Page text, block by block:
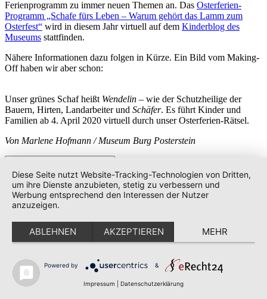
Ferienprogramm zu immer neuen Themen an. Das Osterferien-
Programm „Schafe fürs Leben – Warum gehört das Lamm zum
Osterfest“ wird in diesem Jahr virtuell auf dem Kinderblog des
Museums stattfinden.
Nähere Informationen dazu folgen in Kürze. Ein Bild vom Making-
Off haben wir aber schon:
Unser grünes Schaf heißt Wendelin – wie der Schutzheilige der
Bauern, Hirten, Landarbeiter und Schäfer. Es führt Kinder und
Familien ab 4. April 2020 virtuell durch unser Osterferien-Rätsel.
Von Marlene Hofmann / Museum Burg Posterstein
Suche
nach:
Geschichte & Geschichten
Das thüringische
Museumsalltag.
writes stories about its collection, research and everyday life at the
museum – here you findall texts in English.
Diese Seite nutzt Website-Tracking-Technologien von Dritten,
um ihre Dienste anzubieten, stetig zu verbessern und
Werbung entsprechend den Interessen der Nutzer
anzuzeigen.
ABLEHNEN AKZEPTIEREN MEHR
Powered by &
Impressum Datenschutzerklärung